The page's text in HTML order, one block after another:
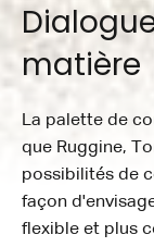
matière
La palette de
que Ruggine,
possibilités de
façon
flexible et plus